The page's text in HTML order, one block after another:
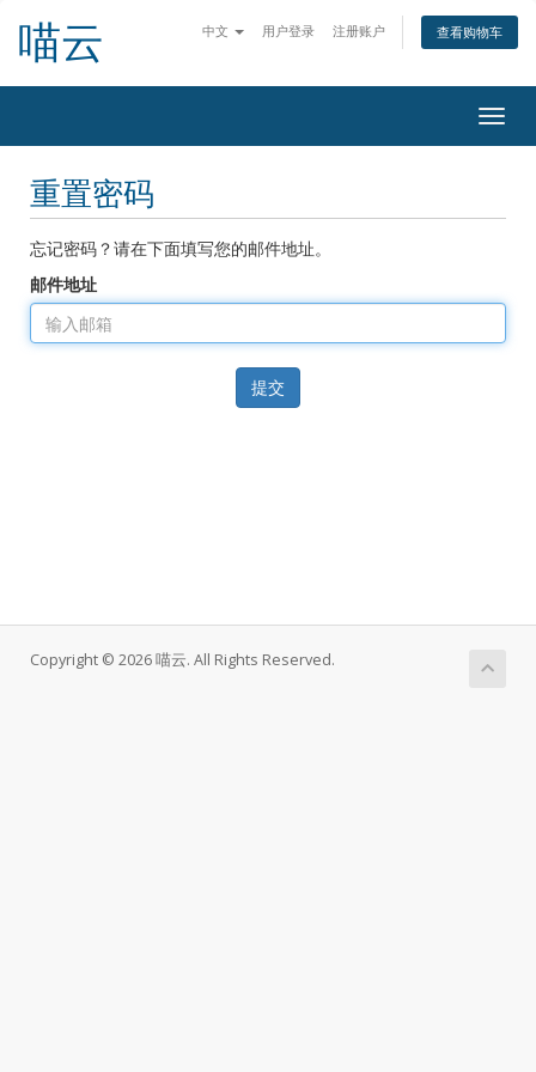
中文 用户登录 注册账户 查看购物车
喵云
切
换
重置密码
忘记密码？请在下面填写您的邮件地址。
邮件地址
提交
Copyright © 2026 喵云. All Rights Reserved.